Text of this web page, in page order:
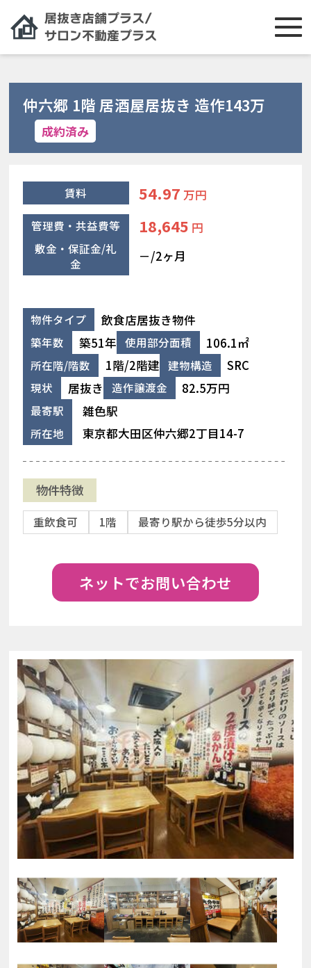
仲六郷 1階 居酒屋居抜き 造作143万
成約済み
賃料 54.97 万円
管理費・共益費等 18,645 円
敷金・保証金/礼
金
－/2ヶ月
物件タイプ 飲食店居抜き物件
築年数 築51年 使用部分面積 106.1㎡
所在階/階数 1階/2階建 建物構造 SRC
現状 居抜き 造作譲渡金 82.5万円
最寄駅 雑色駅
所在地 東京都大田区仲六郷2丁目14-7
物件特徴
重飲食可 1階 最寄り駅から徒歩5分以内
ネットでお問い合わせ